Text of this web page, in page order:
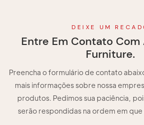
DEIXE UM
Entre Em Contato Com
Furniture.
Preencha o formulário de contato
mais informações sobre nossa
produtos. Pedimos sua paciência,
serão respondidas na ordem em